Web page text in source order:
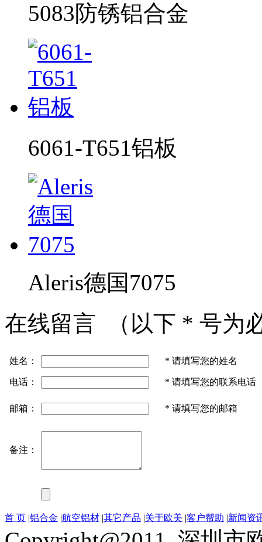
5083防锈铝合金
6061-T651铝板
Aleris德国7075
在线留言 （以下 * 号为
姓名： * 请填写您的姓名
电话： * 请填写您的联系电话
邮箱： * 请填写您的邮箱
备注：
首 页 |铝合金 |航空铝材 |其它产品 |关于欧美 |客户帮助 |新闻资